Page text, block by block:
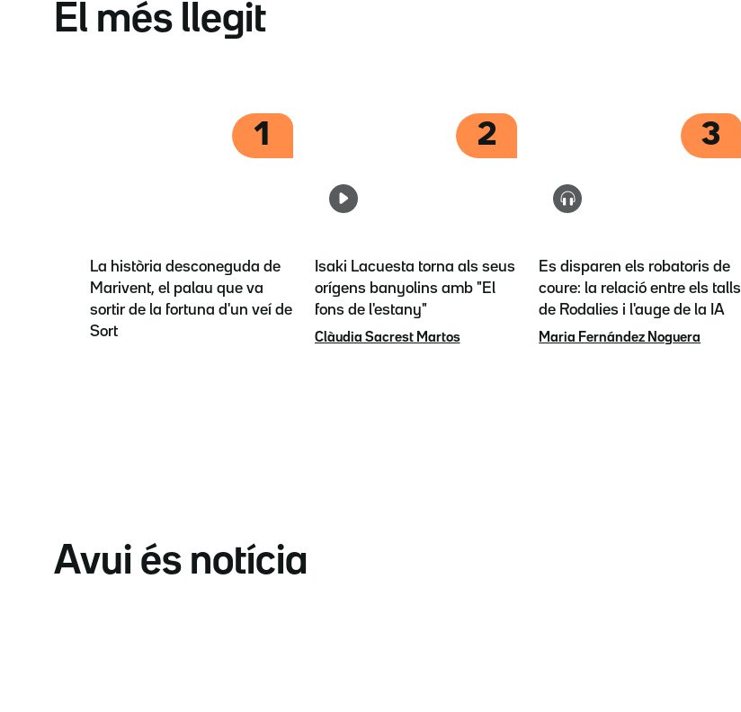
El més llegit
1
La història desconeguda de
Marivent, el palau que va
sortir de la fortuna d'un veí de
Sort
2
Isaki Lacuesta torna als seus
orígens banyolins amb "El
fons de l'estany"
Clàudia Sacrest Martos
3
Es disparen els robatoris de
coure: la relació entre els talls
de Rodalies i l'auge de la IA
Maria Fernández Noguera
Avui és notícia